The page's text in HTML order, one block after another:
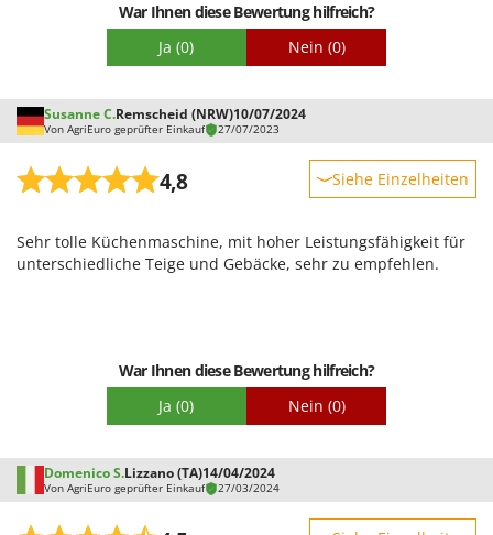
War Ihnen diese Bewertung hilfreich?
Ja (0) Nein (0)
Susanne C.Remscheid (NRW)10/07/2024
Von AgriEuro geprüfter Einkauf 27/07/2023
4,8 Siehe Einzelheiten
Leistung
Sehr tolle Küchenmaschine, mit hoher Leistungsfähigkeit für
unterschiedliche Teige und Gebäcke, sehr zu empfehlen.
War Ihnen diese Bewertung hilfreich?
Ja (0) Nein (0)
Domenico S.Lizzano (TA)14/04/2024
Von AgriEuro geprüfter Einkauf 27/03/2024